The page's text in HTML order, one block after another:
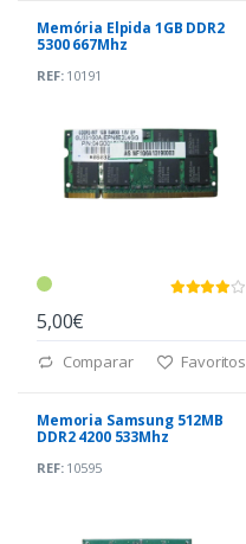
Memória Elpida 1GB DDR2
5300 667Mhz
REF:10191
5,00€
Comparar Favoritos
Memoria Samsung 512MB
DDR2 4200 533Mhz
REF:10595